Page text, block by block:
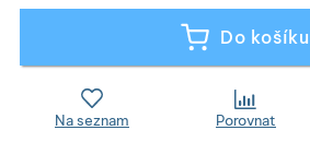
Do košíku
Na seznam Porovnat
Zobrazit více